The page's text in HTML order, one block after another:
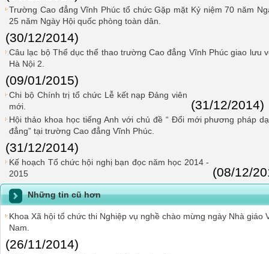
Trường Cao đẳng Vĩnh Phúc tổ chức Gặp mặt Kỷ niệm 70 năm
25 năm Ngày Hội quốc phòng toàn dân.
(30/12/2014)
Câu lạc bộ Thể dục thể thao trường Cao đẳng Vĩnh Phúc giao lưu
Hà Nội 2.
(09/01/2015)
Chi bộ Chính trị tổ chức Lễ kết nạp Đảng viên
mới.
(31/12/2014)
Hội thảo khoa học tiếng Anh với chủ đề “ Đổi mới phương pháp
đẳng” tại trường Cao đẳng Vĩnh Phúc.
(31/12/2014)
Kế hoạch Tổ chức hội nghị bạn đọc năm học 2014 -
2015
(08/12/
Những tin cũ hơn
Khoa Xã hội tổ chức thi Nghiệp vụ nghề chào mừng ngày Nhà giáo
Nam.
(26/11/2014)